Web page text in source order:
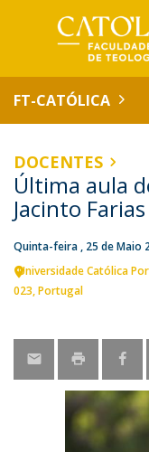
FT-CATÓLICA
DOCENTES
Última aula
Jacinto Farias
Quinta-feira , 25 de Maio
Universidade Católica
023 Portugal